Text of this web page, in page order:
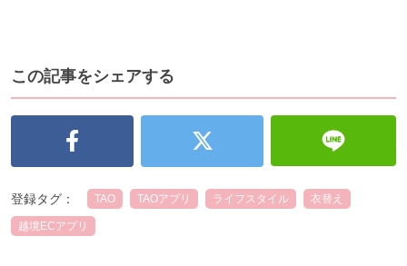
この記事をシェアする
登録タグ： TAO TAOアプリ ライフスタイル 衣替え
越境ECアプリ